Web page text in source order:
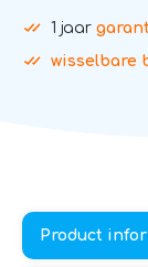
1 jaar
wisselbare
Product